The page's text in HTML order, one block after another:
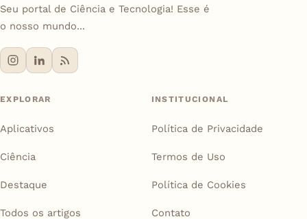
Seu portal de Ciência e Tecnologia! Esse é
o nosso mundo...
EXPLORAR
Aplicativos
Ciência
Destaque
Todos os artigos
INSTITUCIONAL
Política de Privacidade
Termos de Uso
Política de Cookies
Contato